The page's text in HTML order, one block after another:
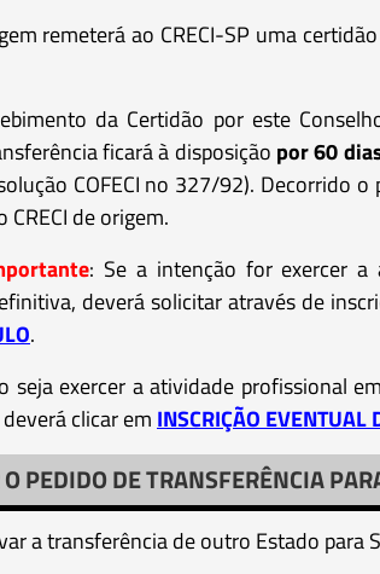
remeterá ao CRECI-SP uma
da Certidão por este
ficará à disposição por 60
COFECI no 327/92). Decorrido
de origem.
: Se a intenção for exercer
deverá solicitar através de
.
seja exercer a atividade profissional
clicar em INSCRIÇÃO EVENTUAL
PEDIDO DE TRANSFERÊNCIA
a transferência de outro Estado para